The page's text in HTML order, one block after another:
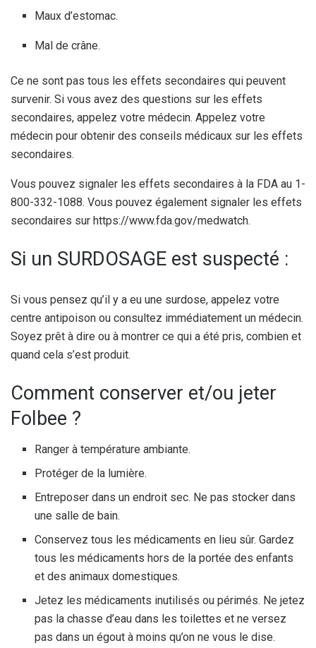
Maux d’estomac.
Mal de crâne.
Ce ne sont pas tous les effets secondaires qui peuvent
survenir. Si vous avez des questions sur les effets
secondaires, appelez votre médecin. Appelez votre
médecin pour obtenir des conseils médicaux sur les effets
secondaires.
Vous pouvez signaler les effets secondaires à la FDA au 1-
800-332-1088. Vous pouvez également signaler les effets
secondaires sur https://www.fda.gov/medwatch.
Si un SURDOSAGE est suspecté :
Si vous pensez qu’il y a eu une surdose, appelez votre
centre antipoison ou consultez immédiatement un médecin.
Soyez prêt à dire ou à montrer ce qui a été pris, combien et
quand cela s’est produit.
Comment conserver et/ou jeter
Folbee ?
Ranger à température ambiante.
Protéger de la lumière.
Entreposer dans un endroit sec. Ne pas stocker dans
une salle de bain.
Conservez tous les médicaments en lieu sûr. Gardez
tous les médicaments hors de la portée des enfants
et des animaux domestiques.
Jetez les médicaments inutilisés ou périmés. Ne jetez
pas la chasse d’eau dans les toilettes et ne versez
pas dans un égout à moins qu’on ne vous le dise.